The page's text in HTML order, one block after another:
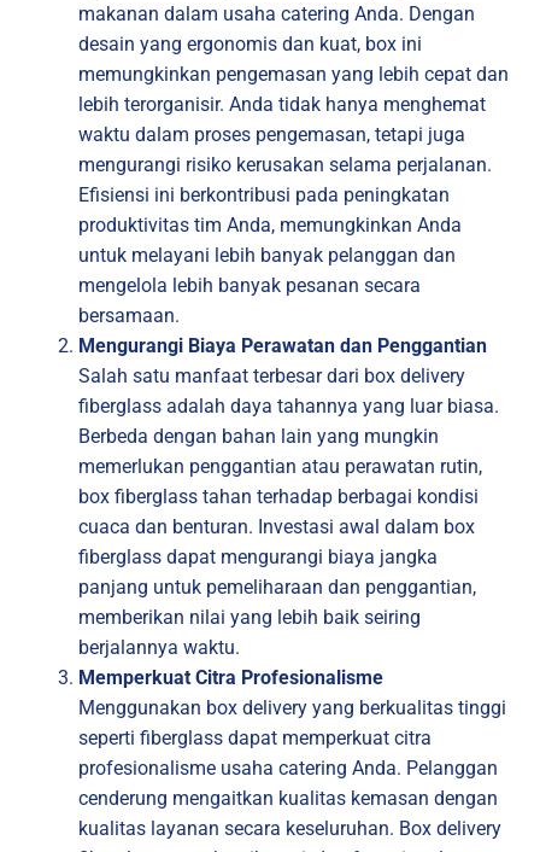
makanan dalam usaha catering Anda. Dengan
desain yang ergonomis dan kuat, box ini
memungkinkan pengemasan yang lebih cepat dan
lebih terorganisir. Anda tidak hanya menghemat
waktu dalam proses pengemasan, tetapi juga
mengurangi risiko kerusakan selama perjalanan.
Efisiensi ini berkontribusi pada peningkatan
produktivitas tim Anda, memungkinkan Anda
untuk melayani lebih banyak pelanggan dan
mengelola lebih banyak pesanan secara
bersamaan.
Mengurangi Biaya Perawatan dan Penggantian
Salah satu manfaat terbesar dari box delivery
fiberglass adalah daya tahannya yang luar biasa.
Berbeda dengan bahan lain yang mungkin
memerlukan penggantian atau perawatan rutin,
box fiberglass tahan terhadap berbagai kondisi
cuaca dan benturan. Investasi awal dalam box
fiberglass dapat mengurangi biaya jangka
panjang untuk pemeliharaan dan penggantian,
memberikan nilai yang lebih baik seiring
berjalannya waktu.
Memperkuat Citra Profesionalisme
Menggunakan box delivery yang berkualitas tinggi
seperti fiberglass dapat memperkuat citra
profesionalisme usaha catering Anda. Pelanggan
cenderung mengaitkan kualitas kemasan dengan
kualitas layanan secara keseluruhan. Box delivery